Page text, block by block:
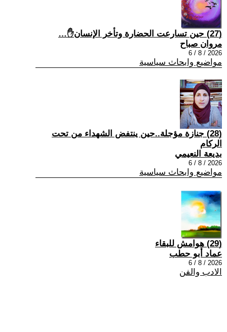
(27) حين تسارعت الحضارة وتأخر الإنسان✋…
مروان صباح
2026 / 8 / 6
مواضيع وابحاث سياسية
(28) جنازة مؤجلة..حين ينتفض الشهداء من تحت
الركام
بديعة النعيمي
2026 / 8 / 6
مواضيع وابحاث سياسية
(29) هوامش للبقاء
عماد أبو حطب
2026 / 8 / 6
الادب والفن